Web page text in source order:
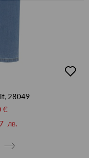
в
28049
€
лв.